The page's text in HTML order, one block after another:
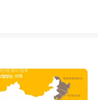
아져 가는 것 같았다. 폴론나
세도시의 유적을 둘러 보는
기사 가미니와 김형근 선생